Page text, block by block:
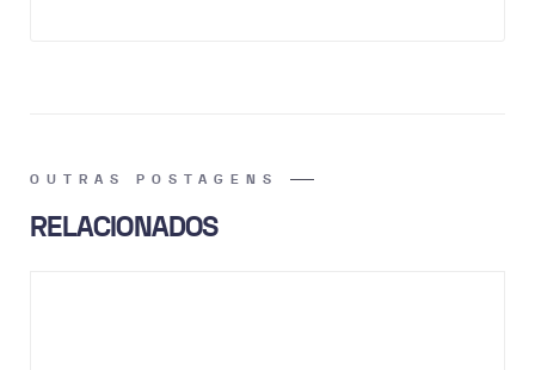
OUTRAS POSTAGENS
RELACIONADOS